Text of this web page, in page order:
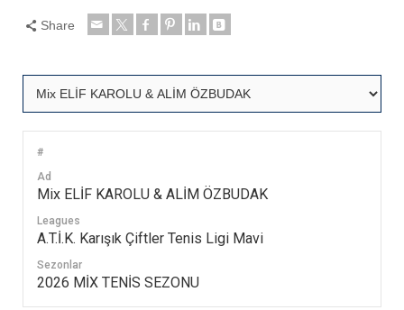
Share
#
Ad
Mix ELİF KAROLU & ALİM ÖZBUDAK
Leagues
A.T.İ.K. Karışık Çiftler Tenis Ligi Mavi
Sezonlar
2026 MİX TENİS SEZONU